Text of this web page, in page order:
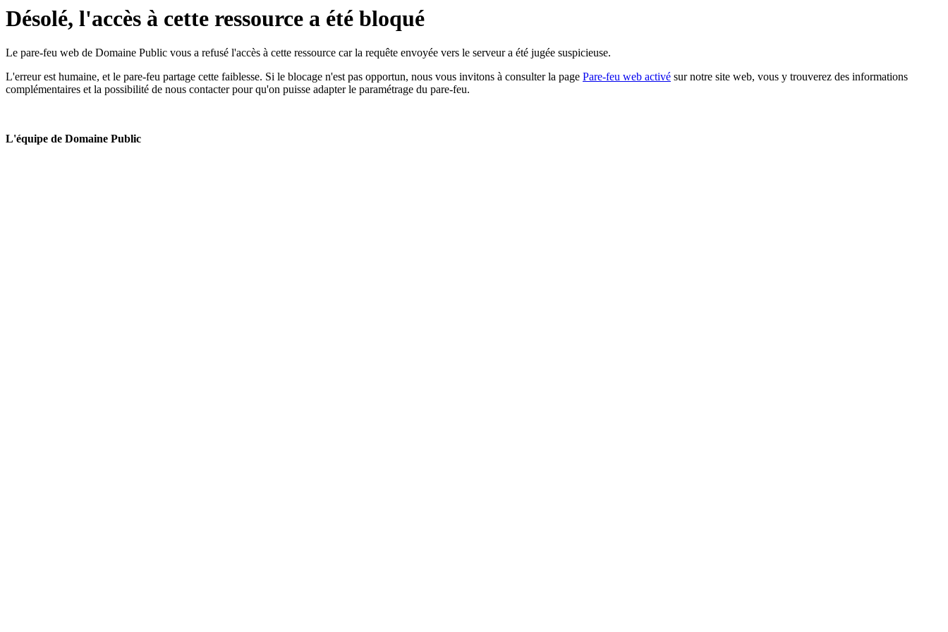
Désolé, l'accès à cette ressource a été bloqué
Le pare-feu web de Domaine Public vous a refusé l'accès à cette ressource car la requête envoyée vers le serveur a été jugée suspicieuse.
L'erreur est humaine, et le pare-feu partage cette faiblesse. Si le blocage n'est pas opportun, nous vous invitons à consulter la page Pare-feu web activé sur notre site web, vous y trouverez des informations
complémentaires et la possibilité de nous contacter pour qu'on puisse adapter le paramétrage du pare-feu.
L'équipe de Domaine Public